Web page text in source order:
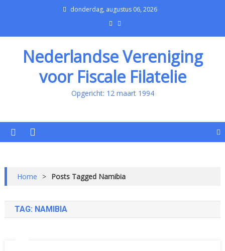
donderdag, augustus 06, 2026
Nederlandse Vereniging
voor Fiscale Filatelie
Opgericht: 12 maart 1994
Home > Posts Tagged Namibia
TAG: NAMIBIA